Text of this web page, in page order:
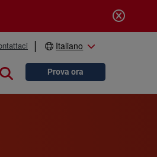
Italiano
Close searchProva ora